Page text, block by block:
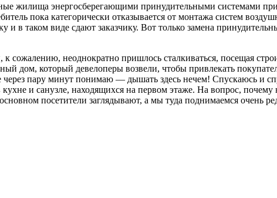
жилища энергосберегающими принудительными системами
пока категорически отказывается от монтажа систем
в таком виде сдают заказчику. Вот только замена
к сожалению, неоднократно пришлось сталкиваться, посещая
дом, который девелоперы возвели, чтобы привлекать
пару минут понимаю — дышать здесь нечем! Спускаюсь и
и санузле, находящихся на первом этаже. На вопрос, почему
посетители заглядывают, а мы туда поднимаемся очень